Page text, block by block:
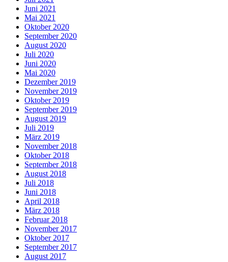
Juni 2021
Mai 2021
Oktober 2020
September 2020
August 2020
Juli 2020
Juni 2020
Mai 2020
Dezember 2019
November 2019
Oktober 2019
September 2019
August 2019
Juli 2019
März 2019
November 2018
Oktober 2018
September 2018
August 2018
Juli 2018
Juni 2018
April 2018
März 2018
Februar 2018
November 2017
Oktober 2017
September 2017
August 2017